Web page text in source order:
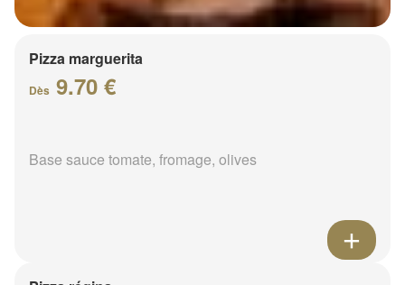
Pizza marguerita
Dès 9.70 €
Base sauce tomate, fromage, olives